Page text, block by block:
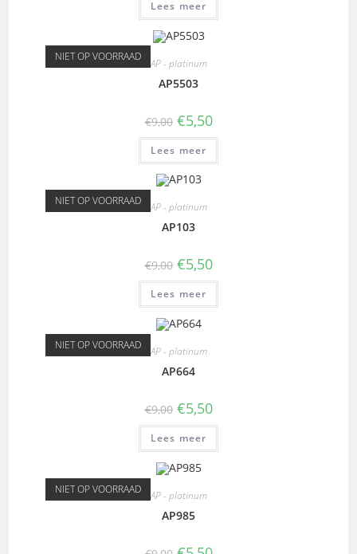
Lees meer
NIET OP VOORRAAD AP - platinum
AP5503
€9,00 €5,50
Lees meer
NIET OP VOORRAAD AP - platinum
AP103
€9,00 €5,50
Lees meer
NIET OP VOORRAAD AP - platinum
AP664
€9,00 €5,50
Lees meer
NIET OP VOORRAAD AP - platinum
AP985